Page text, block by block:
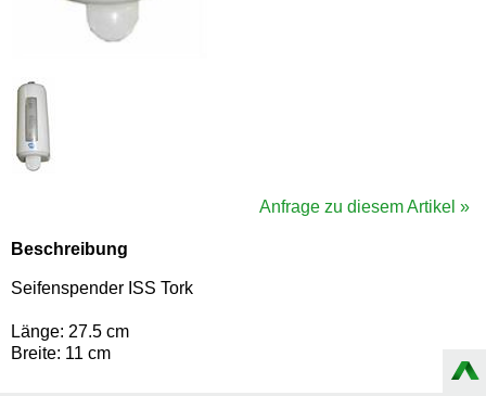
Anfrage zu diesem Artikel »
Beschreibung
Seifenspender ISS Tork
Länge: 27.5 cm
Breite: 11 cm